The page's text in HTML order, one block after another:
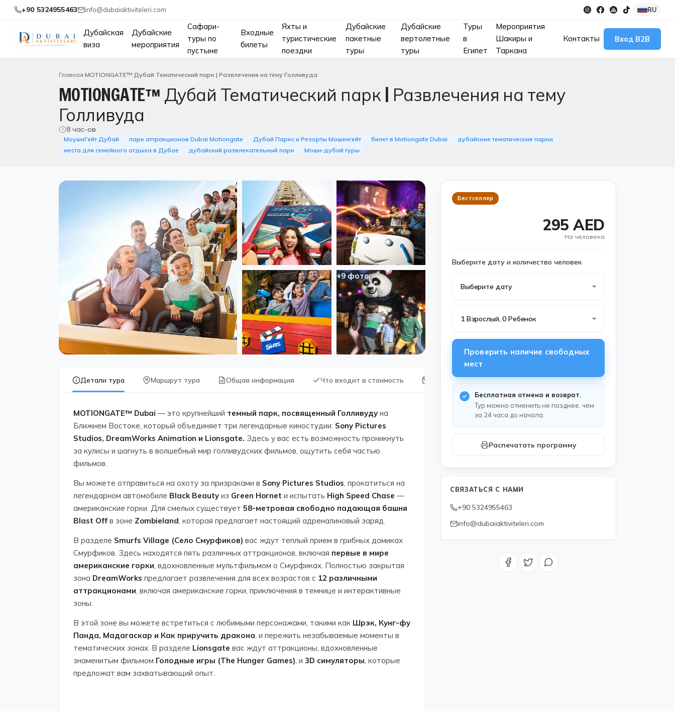
+90 5324955463 info@dubaiaktiviteleri.com RU
Дубайская
виза
Дубайские
мероприятия
Сафари-
туры по
пустыне
Входные
билеты
Яхты и
туристические
поездки
Дубайские
пакетные
туры
Дубайские
вертолетные
туры
Туры
в
Египет
Мероприятия
Шакиры и
Таркана
Контакты Вход B2B
Главная MOTIONGATE™ Дубай Тематический парк | Развлечения на тему Голливуда
MOTIONGATE™ Дубай Тематический парк | Развлечения на тему
Голливуда
8 час-ов
МоушнГейт Дубай парк аттракционов Dubai Motiongate Дубай Паркс и Резорты Мошенгейт билет в Motiongate Dubai
дубайские тематические парки
места для семейного отдыха в Дубае
дубайский развлекательный парк Мошн-дубай туры
+9 фото
Детали тура Маршрут тура Общая информация Что входит в стоимость Что взять с собой?
MOTIONGATE™ Dubai — это крупнейший темный парк, посвященный Голливуду на
Ближнем Востоке, который объединяет три легендарные киностудии: Sony Pictures
Studios, DreamWorks Animation и Lionsgate. Здесь у вас есть возможность проникнуть
за кулисы и шагнуть в волшебный мир голливудских фильмов, ощутить себя частью
фильмов.
Вы можете отправиться на охоту за призраками в Sony Pictures Studios, прокатиться на
легендарном автомобиле Black Beauty из Green Hornet и испытать High Speed Chase —
американские горки. Для смелых существует 58-метровая свободно падающая башня
Blast Off в зоне Zombieland, которая предлагает настоящий адреналиновый заряд.
В разделе Smurfs Village (Село Смурфиков) вас ждут теплый прием в грибных домиках
Смурфиков. Здесь находятся пять различных аттракционов, включая первые в мире
американские горки, вдохновленные мультфильмом о Смурфиках. Полностью закрытая
зона DreamWorks предлагает развлечения для всех возрастов с 12 различными
аттракционами, включая американские горки, приключения в темнице и интерактивные
зоны.
В этой зоне вы можете встретиться с любимыми персонажами, такими как Шрэк, Кунг-фу
Панда, Мадагаскар и Как приручить дракона, и пережить незабываемые моменты в
тематических зонах. В разделе Lionsgate вас ждут аттракционы, вдохновленные
знаменитым фильмом Голодные игры (The Hunger Games), и 3D симуляторы, которые
предложат вам захватывающий опыт.
Бестселлер
295 AED
На человека
Выберите дату и количество человек
Выберите дату
1 Взрослый, 0 Ребенок
Проверить наличие свободных
мест
Бесплатная отмена и возврат.
Тур можно отменить не позднее, чем
за 24 часа до начала.
Распечатать программу
СВЯЗАТЬСЯ С НАМИ
+90 5324955463
info@dubaiaktiviteleri.com